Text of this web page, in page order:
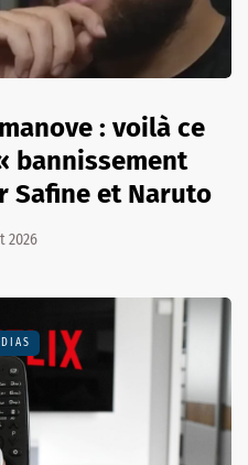
: voilà ce
bannissement
Safine et Naruto
2026